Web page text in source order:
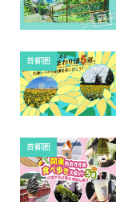
首都圏
首都圏